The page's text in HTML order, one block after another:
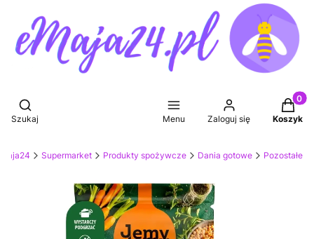
Otwórz wyszukiwarkę
Szukaj Menu Zaloguj się Koszyk
Supermarket Produkty spożywcze Dania gotowe Pozostałe